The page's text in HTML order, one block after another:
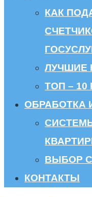
КАК
ЛУЧШИЕ
ТОП –
ОБРАБОТКА
ВЫБОР
КОНТАКТЫ